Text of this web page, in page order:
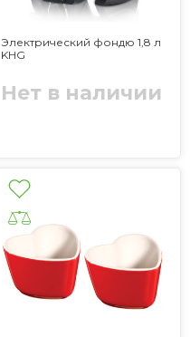
Электрический фондю 1,8 л
KHG
Нет в наличии